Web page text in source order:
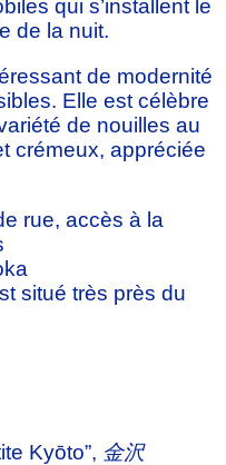
qui s’installent le
de la nuit.
de modernité
Elle est célèbre
de nouilles au
crémeux, appréciée
rue, accès à la
situé très près du
Kyōto”, 金沢